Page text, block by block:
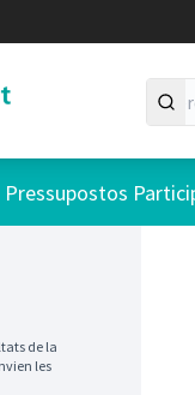
Pressupostos
de la
les